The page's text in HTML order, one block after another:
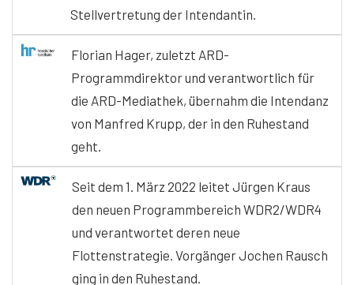
Stellvertretung der Intendantin.
Florian Hager, zuletzt ARD-
Programmdirektor und verantwortlich für
die ARD-Mediathek, übernahm die Intendanz
von Manfred Krupp, der in den Ruhestand
geht.
Seit dem 1. März 2022 leitet Jürgen Kraus
den neuen Programmbereich WDR2/WDR4
und verantwortet deren neue
Flottenstrategie. Vorgänger Jochen Rausch
ging in den Ruhestand.